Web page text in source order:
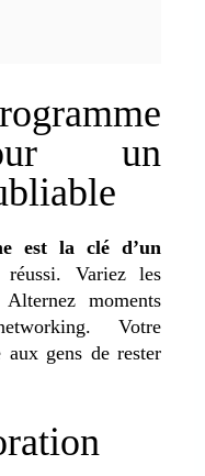
un
est la clé d’un
Variez les
moments
Votre
gens de rester